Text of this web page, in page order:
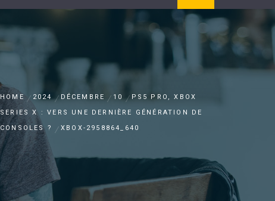
HOME 2024 DÉCEMBRE 10
PS5 PRO, XBOX
SERIES X : VERS UNE DERNIÈRE GÉNÉRATION DE
CONSOLES ?
XBOX-2958864_640